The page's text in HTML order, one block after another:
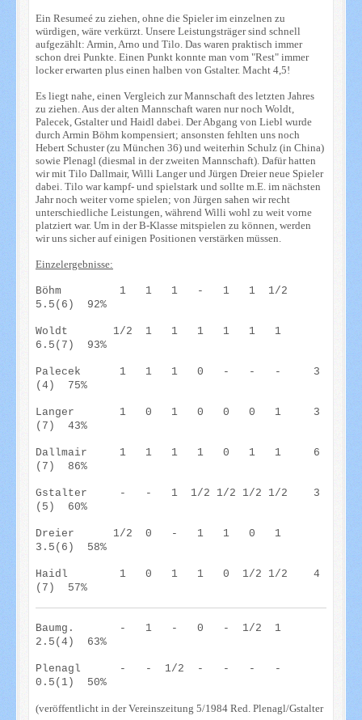
Ein Resumeé zu ziehen, ohne die Spieler im einzelnen zu
würdigen, wäre verkürzt. Unsere Leistungsträger sind schnell
aufgezählt: Armin, Arno und Tilo. Das waren praktisch immer
schon drei Punkte. Einen Punkt konnte man vom "Rest" immer
locker erwarten plus einen halben von Gstalter. Macht 4,5!
Es liegt nahe, einen Vergleich zur Mannschaft des letzten Jahres
zu ziehen. Aus der alten Mannschaft waren nur noch Woldt,
Palecek, Gstalter und Haidl dabei. Der Abgang von Liebl wurde
durch Armin Böhm kompensiert; ansonsten fehlten uns noch
Hebert Schuster (zu München 36) und weiterhin Schulz (in China)
sowie Plenagl (diesmal in der zweiten Mannschaft). Dafür hatten
wir mit Tilo Dallmair, Willi Langer und Jürgen Dreier neue Spieler
dabei. Tilo war kampf- und spielstark und sollte m.E. im nächsten
Jahr noch weiter vorne spielen; von Jürgen sahen wir recht
unterschiedliche Leistungen, während Willi wohl zu weit vorne
platziert war. Um in der B-Klasse mitspielen zu können, werden
wir uns sicher auf einigen Positionen verstärken müssen.
Einzelergebnisse:
Böhm 1 1 1 - 1 1 1/2
5.5(6) 92%
Woldt 1/2 1 1 1 1 1 1
6.5(7) 93%
Palecek
1 1 1 0 - - - 3
(4) 75%
Langer 1 0 1 0 0 0 1 3
(7) 43%
Dallmair 1 1 1 1 0 1 1 6
(7) 86%
Gstalter - - 1 1/2 1/2 1/2 1/2 3
(5) 60%
Dreier 1/2 0 - 1 1 0 1
3.5(6) 58%
Haidl
1 0 1 1 0 1/2 1/2 4
(7) 57%
Baumg. - 1 - 0 - 1/2 1
2.5(4) 63%
Plenagl - - 1/2 - - - -
0.5(1) 50%
(veröffentlicht in der Vereinszeitung 5/1984 Red. Plenagl/Gstalter